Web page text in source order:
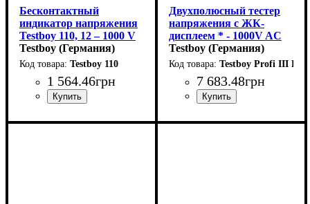
Бесконтактный
индикатор напряжения
Testboy 110, 12 – 1000 V
AC
Testboy (Германия)
Testboy 110
1 564.46грн
Двухполюсный тестер
напряжения с ЖК-
дисплеем * - 1000V AC
TRM / RMS * 4 -1400V
постоянного тока
Testboy (Германия)
Testboy Profi III
7 683.48грн